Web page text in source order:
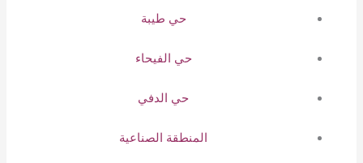
حي طيبة
حي الفيحاء
حي الدفي
المنطقة الصناعية